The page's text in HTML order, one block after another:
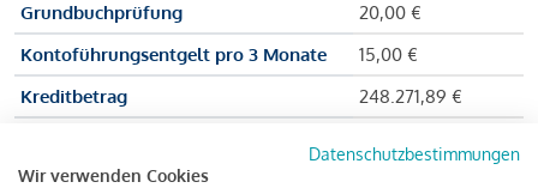
Grundbuchprüfung
20,00 €
Kontoführungsentgelt pro 3 Monate
15,00 €
Kreditbetrag
248.271,89 €
Zu zahlender Gesamtbetrag
Datenschutzbestimmungen
Wir verwenden Cookies